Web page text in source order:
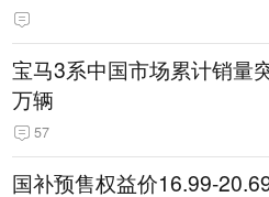
宝马3系中国市场累计销量
万辆
57
国补预售权益价16.99-